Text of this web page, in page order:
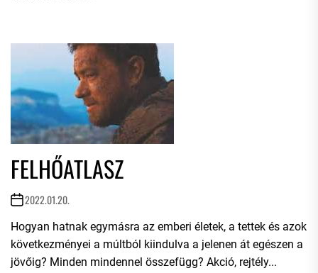
FELHŐATLASZ
2022.01.20.
Hogyan hatnak egymásra az emberi életek, a tettek és azok
következményei a múltból kiindulva a jelenen át egészen a
jövőig? Minden mindennel összefügg? Akció, rejtély...